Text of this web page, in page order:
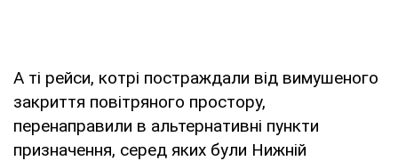
А ті рейси, котрі постраждали від вимушеного
закриття повітряного простору,
перенаправили в альтернативні пункти
призначення, серед яких були Нижній